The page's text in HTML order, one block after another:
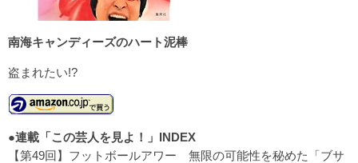
南海キャンディーズのハート泥棒
盗まれたい!?
●連載「この芸人を見よ！」INDEX
【第49回】フットボールアワー 無限の可能性を秘めた「ブサ